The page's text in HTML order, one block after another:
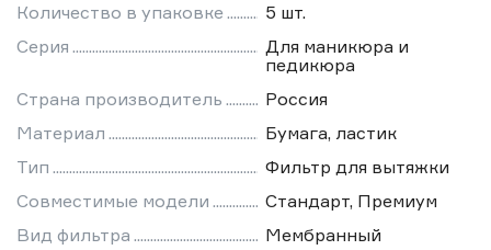
Количество в упаковке
5 шт.
Серия
Для маникюра и
педикюра
Страна производитель
Россия
Материал
Бумага, ластик
Тип
Фильтр для вытяжки
Совместимые модели
Стандарт, Премиум
Вид фильтра
Мембранный